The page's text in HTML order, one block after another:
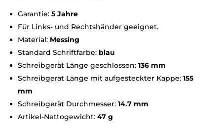
Garantie:5 Jahre
Für Links- und Rechtshänder geeignet.
Material: Messing
Standard Schriftfarbe: blau
Schreibgerät Länge geschlossen:136 mm
Schreibgerät Länge mit aufgesteckter Kappe:155
mm
Schreibgerät Durchmesser:14.7 mm
Artikel-Nettogewicht:47 g